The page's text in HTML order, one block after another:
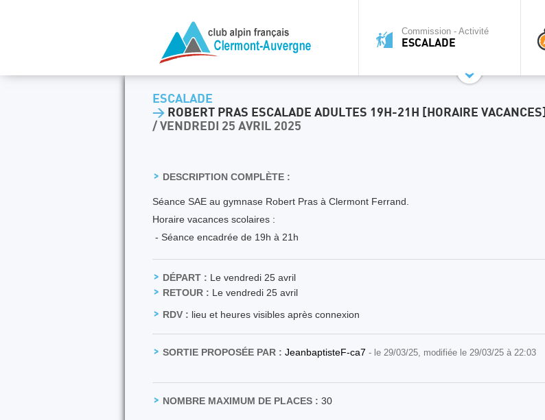
Commission - Activité
ESCALADE
ESCALADE
> ROBERT PRAS ESCALADE ADULTES 19H-21H [HORAIRE VACANCES]
/ VENDREDI 25 AVRIL 2025
DESCRIPTION COMPLÈTE :
Séance SAE au gymnase Robert Pras à Clermont Ferrand.
Horaire vacances scolaires :
- Séance encadrée de 19h à 21h
DÉPART : Le vendredi 25 avril
RETOUR : Le vendredi 25 avril
RDV : lieu et heures visibles après connexion
SORTIE PROPOSÉE PAR : JeanbaptisteF-ca7 - le 29/03/25, modifiée le 29/03/25 à 22:03
NOMBRE MAXIMUM DE PLACES : 30